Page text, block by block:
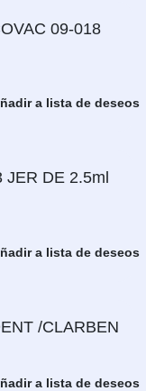
09-018
a lista de deseos
DE 2.5ml
a lista de deseos
/CLARBEN
a lista de deseos